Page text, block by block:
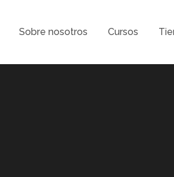
Sobre nosotros Cursos